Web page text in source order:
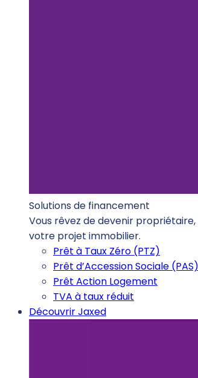
Solutions de financement
Vous rêvez de devenir
votre projet immobilier.
Prêt à Taux Zéro (PTZ)
Prêt d’Accession Sociale (PAS)
Prêt Action Logement
TVA à taux réduit
Découvrir Jaxed